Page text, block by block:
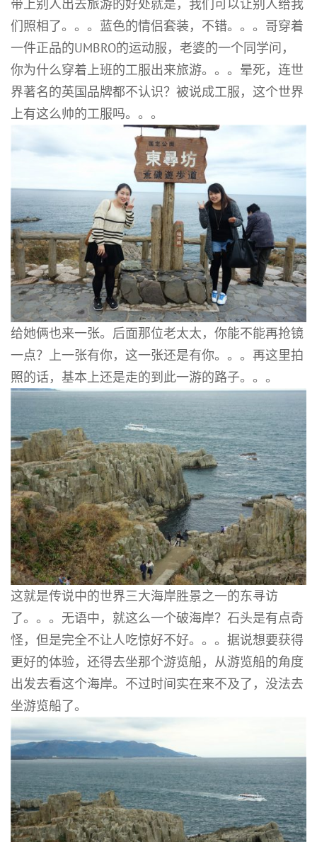
带上别人出去旅游的好处就是，我们可以让别人给我
们照相了。。。蓝色的情侣套装，不错。。。哥穿着
一件正品的UMBRO的运动服，老婆的一个同学问，
你为什么穿着上班的工服出来旅游。。。晕死，连世
界著名的英国品牌都不认识？被说成工服，这个世界
上有这么帅的工服吗。。。
给她俩也来一张。后面那位老太太，你能不能再抢镜
一点？上一张有你，这一张还是有你。。。再这里拍
照的话，基本上还是走的到此一游的路子。。。
这就是传说中的世界三大海岸胜景之一的东寻访
了。。。无语中，就这么一个破海岸？石头是有点奇
怪，但是完全不让人吃惊好不好。。。据说想要获得
更好的体验，还得去坐那个游览船，从游览船的角度
出发去看这个海岸。不过时间实在来不及了，没法去
坐游览船了。